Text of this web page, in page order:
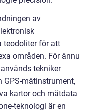
av
teodoliter för att
områden. För ännu
tekniker
GPS-mätinstrument,
kartor och mätdata
teknologi är en